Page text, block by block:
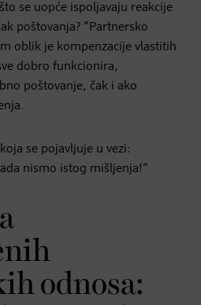
se uopće ispoljavaju reakcije
poštovanja? “Partnersko
oblik je kompenzacije vlastitih
dobro funkcionira,
poštovanje, čak i ako
se pojavljuje u vezi:
nismo istog mišljenja!“
odnosa: